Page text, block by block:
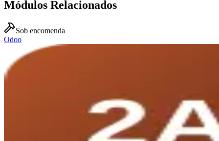
Módulos Relacionados
Sob encomenda
Odoo